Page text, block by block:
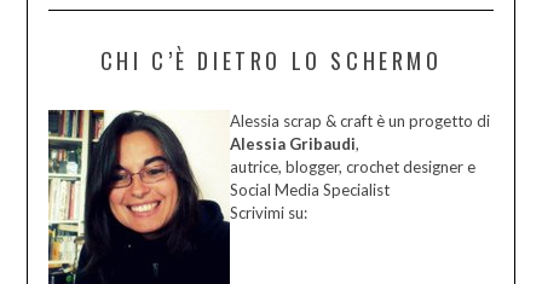
CHI C’È DIETRO LO SCHERMO
Alessia scrap & craft è un progetto di
Alessia Gribaudi,
autrice, blogger, crochet designer e
Social Media Specialist
Scrivimi su: